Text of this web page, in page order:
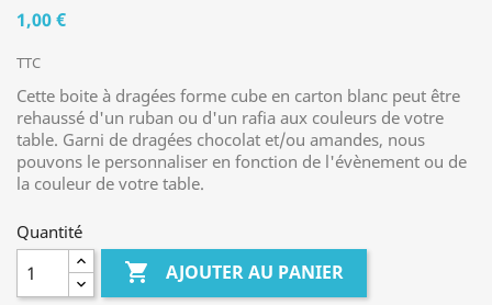
1,00 €
TTC
Cette boite à dragées forme cube en carton blanc peut être
rehaussé d'un ruban ou d'un rafia aux couleurs de votre
table. Garni de dragées chocolat et/ou amandes, nous
pouvons le personnaliser en fonction de l'évènement ou de
la couleur de votre table.
Quantité
 AJOUTER AU PANIER